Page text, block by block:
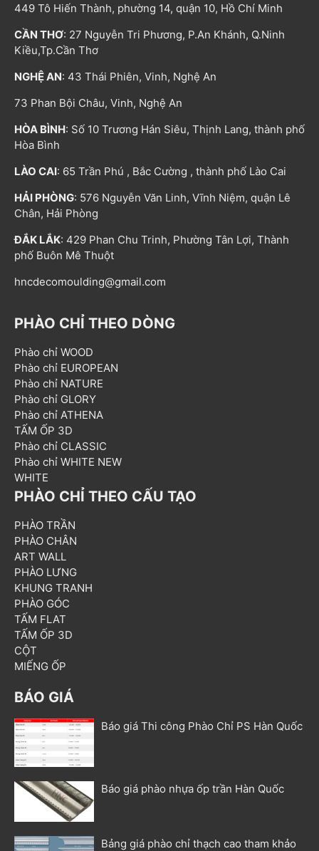
449 Tô Hiến Thành, phường 14, quận 10, Hồ Chí Minh
CẦN THƠ: 27 Nguyễn Tri Phương, P.An Khánh, Q.Ninh
Kiều,Tp.Cần Thơ
NGHỆ AN: 43 Thái Phiên, Vinh, Nghệ An
73 Phan Bội Châu, Vinh, Nghệ An
HÒA BÌNH: Số 10 Trương Hán Siêu, Thịnh Lang, thành phố
Hòa Bình
LÀO CAI: 65 Trần Phú , Bắc Cường , thành phố Lào Cai
HẢI PHÒNG: 576 Nguyễn Văn Linh, Vĩnh Niệm, quận Lê
Chân, Hải Phòng
ĐẮK LẮK: 429 Phan Chu Trinh, Phường Tân Lợi, Thành
phố Buôn Mê Thuột
hncdecomoulding@gmail.com
PHÀO CHỈ THEO DÒNG
Phào chỉ WOOD
Phào chỉ EUROPEAN
Phào chỉ NATURE
Phào chỉ GLORY
Phào chỉ ATHENA
TẤM ỐP 3D
Phào chỉ CLASSIC
Phào chỉ WHITE NEW
WHITE
PHÀO CHỈ THEO CẤU TẠO
PHÀO TRẦN
PHÀO CHÂN
ART WALL
PHÀO LƯNG
KHUNG TRANH
PHÀO GÓC
TẤM FLAT
TẤM ỐP 3D
CỘT
MIẾNG ỐP
BÁO GIÁ
Báo giá Thi công Phào Chỉ PS Hàn Quốc
Báo giá phào nhựa ốp trần Hàn Quốc
Bảng giá phào chỉ thạch cao tham khảo